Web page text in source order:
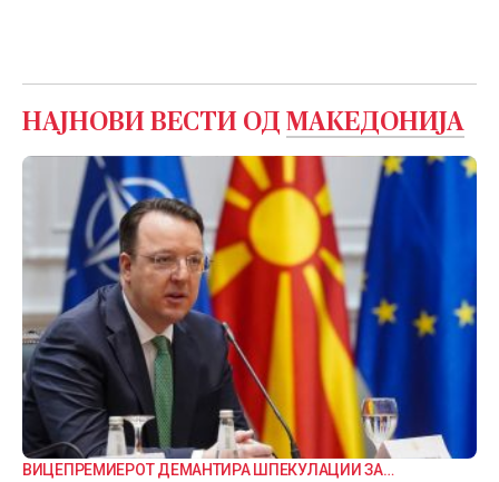
НАЈНОВИ ВЕСТИ ОД МАКЕДОНИЈА
ВИЦЕПРЕМИЕРОТ ДЕМАНТИРА ШПЕКУЛАЦИИ ЗА